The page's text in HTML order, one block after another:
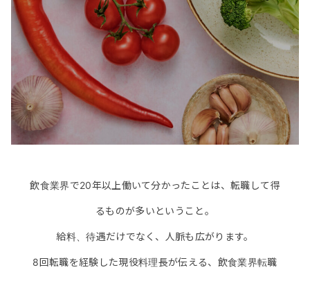
飲食業界で20年以上働いて分かったことは、転職して得
るものが多いということ。
給料、待遇だけでなく、人脈も広がります。
8回転職を経験した現役料理長が伝える、飲食業界転職